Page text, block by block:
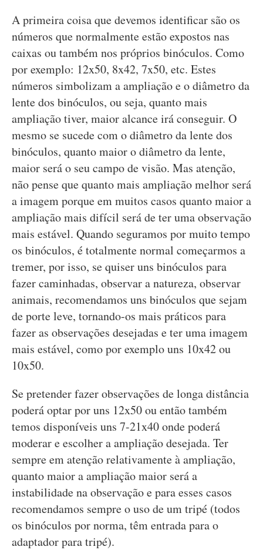
A primeira coisa que devemos identificar são os
números que normalmente estão expostos nas
caixas ou também nos próprios binóculos. Como
por exemplo: 12x50, 8x42, 7x50, etc. Estes
números simbolizam a ampliação e o diâmetro da
lente dos binóculos, ou seja, quanto mais
ampliação tiver, maior alcance irá conseguir. O
mesmo se sucede com o diâmetro da lente dos
binóculos, quanto maior o diâmetro da lente,
maior será o seu campo de visão. Mas atenção,
não pense que quanto mais ampliação melhor será
a imagem porque em muitos casos quanto maior a
ampliação mais difícil será de ter uma observação
mais estável. Quando seguramos por muito tempo
os binóculos, é totalmente normal começarmos a
tremer, por isso, se quiser uns binóculos para
fazer caminhadas, observar a natureza, observar
animais, recomendamos uns binóculos que sejam
de porte leve, tornando-os mais práticos para
fazer as observações desejadas e ter uma imagem
mais estável, como por exemplo uns 10x42 ou
10x50.
Se pretender fazer observações de longa distância
poderá optar por uns 12x50 ou então também
temos disponíveis uns 7-21x40 onde poderá
moderar e escolher a ampliação desejada. Ter
sempre em atenção relativamente à ampliação,
quanto maior a ampliação maior será a
instabilidade na observação e para esses casos
recomendamos sempre o uso de um tripé (todos
os binóculos por norma, têm entrada para o
adaptador para tripé).